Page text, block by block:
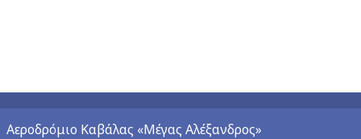
Αεροδρόμιο Καβάλας «Μέγας Αλέξανδρος»